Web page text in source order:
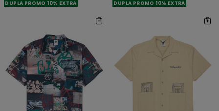
DUPLA PROMO 10% EXTRA DUPLA PROMO 10% EXTRA